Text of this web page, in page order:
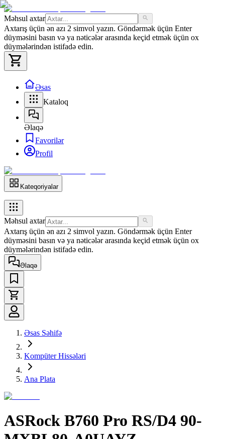
Məhsul axtar
Axtarış üçün ən azı 2 simvol yazın. Göndərmək üçün Enter
düyməsini basın və ya nəticələr arasında keçid etmək üçün ox
düymələrindən istifadə edin.
Əsas
Kataloq
Əlaqə
Favorilər
Profil
Kateqoriyalar
Məhsul axtar
Axtarış üçün ən azı 2 simvol yazın. Göndərmək üçün Enter
düyməsini basın və ya nəticələr arasında keçid etmək üçün ox
düymələrindən istifadə edin.
Əlaqə
Əsas Səhifə
Kompüter Hissələri
Ana Plata
ASRock B760 Pro RS/D4 90-